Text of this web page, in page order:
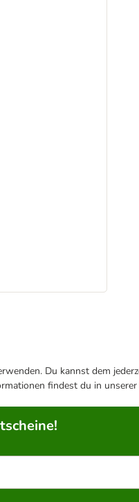
Du kannst dem
findest du in unserer